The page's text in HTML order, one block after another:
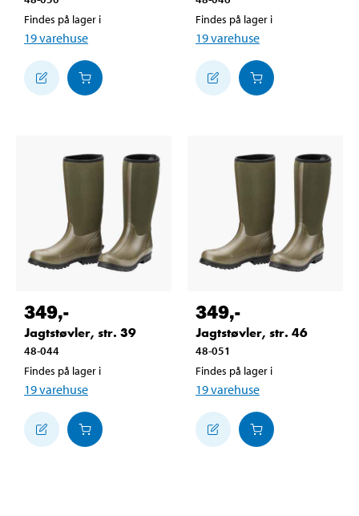
Findes på lager i
19varehuse
Findes på lager i
19varehuse
349,-
Jagtstøvler, str. 39
48-044
Findes på lager i
19varehuse
349,-
Jagtstøvler, str. 46
48-051
Findes på lager i
19varehuse